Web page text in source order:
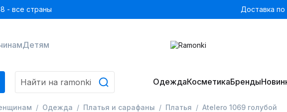
- все страны Доставка
Детям
ОдеждаКосметикаБренды
Одежда Платья и сарафаны Платья Atelero 1069 голубой